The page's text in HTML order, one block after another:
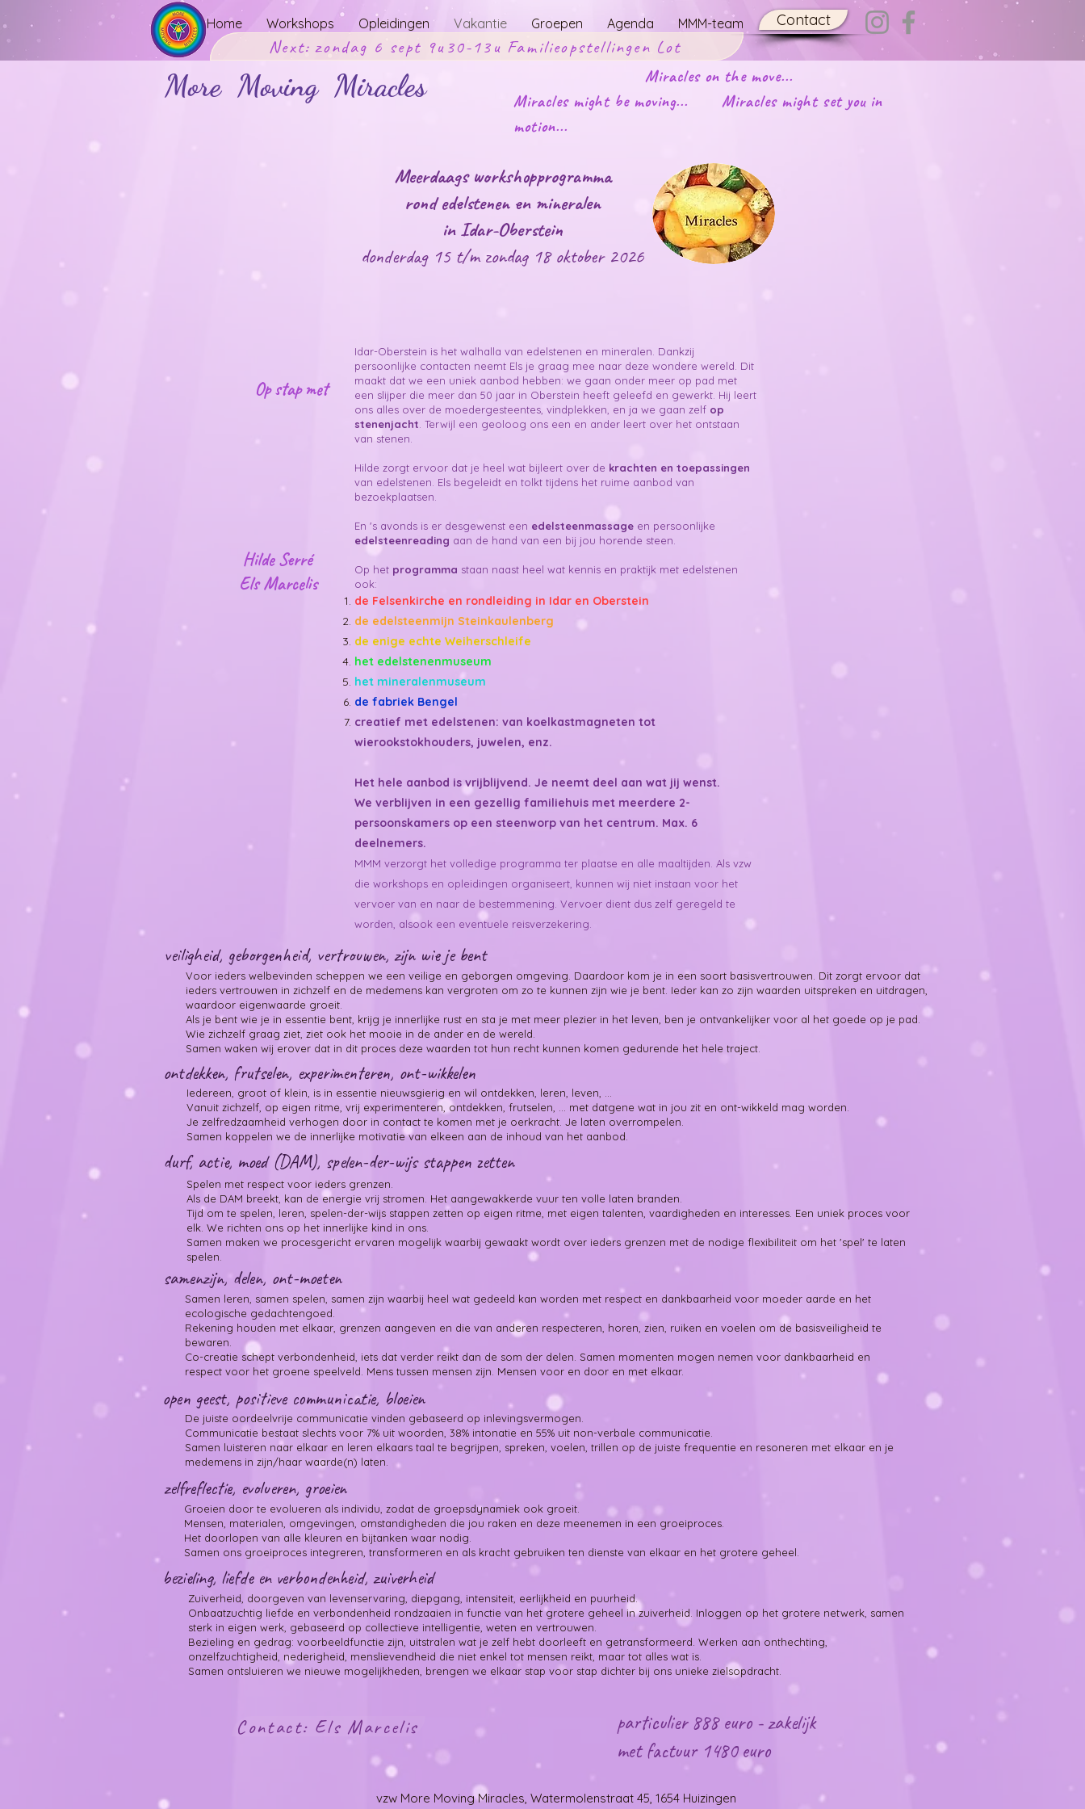
Home Workshops Opleidingen Vakantie Groepen Agenda MMM-team
Next: zondag 6 sept 9u30-13u Familieopstellingen Lot
Contact
More Moving Miracles
Miracles on the move...
Miracles might be moving... Miracles might set you in
motion...
Meerdaags workshopprogramma
rond edelstenen en mineralen
in Idar-Oberstein
donderdag 15 t/m zondag 18 oktober 2026
Op stap met
Idar-Oberstein is het walhalla van edelstenen en mineralen. Dankzij
persoonlijke contacten neemt Els je graag mee naar deze wondere wereld. Dit
maakt dat we een uniek aanbod hebben: we gaan onder meer op pad met
een slijper die meer dan 50 jaar in Oberstein heeft geleefd en gewerkt. Hij leert
ons alles over de moedergesteentes, vindplekken, en ja we gaan zelf op
stenenjacht . Terwijl een geoloog ons een en ander leert over het ontstaan
van stenen.
Hilde zorgt ervoor dat je heel wat bijleert over de krachten en toepassingen
van edelstenen. Els begeleidt en tolkt tijdens het ruime aanbod van
bezoekplaatsen.
En 's avonds is er desgewenst een edelsteenmassage en persoonlijke
edelsteenreading aan de hand van een bij jou horende steen.
Op het programma staan naast heel wat kennis en praktijk met edelstenen
ook:
de Felsenkirche en rondleiding in Idar en Oberstein
de edelsteenmijn Steinkaulenberg
de enige echte Weiherschleife
het edelstenenmuseum
het mineralenmuseum
de fabriek Bengel
creatief met edelstenen: van koelkastmagneten tot
wierookstokhouders, juwelen, enz.
Het hele aanbod is vrijblijvend. Je neemt deel aan wat jij wenst.
We verblijven in een gezellig familiehuis met meerdere 2-
persoonskamers op een steenworp van het centrum. Max. 6
deelnemers.
MMM verzorgt het volledige programma ter plaatse en alle maaltijden. Als vzw
die workshops en opleidingen organiseert, kunnen wij niet instaan voor het
vervoer van en naar de bestemmening. Vervoer dient dus zelf geregeld te
worden, alsook een eventuele reisverzekering.
Hilde Serré
Els Marcelis
veiligheid, geborgenheid, vertrouwen, zijn wie je bent
Voor ieders welbevinden scheppen we een veilige en geborgen omgeving. ​Daardoor kom je in een soort basisvertrouwen. Dit zorgt ervoor dat
ieders ​vertrouwen in zichzelf en de medemens kan vergroten om zo te kunnen ​zijn wie je bent. Ieder kan zo zijn waarden uitspreken en uitdragen,
waardoor eigenwaarde groeit.
Als je bent wie je in essentie bent, krijg je innerlijke rust en sta je met meer plezier in ​het leven, ben je ontvankelijker voor al het goede op je pad.
Wie zichzelf graag ziet, ziet ook het mooie in de ander en de wereld.
​Samen waken wij erover dat in dit proces deze waarden tot hun recht kunnen komen gedurende het hele traject.
ontdekken, frutselen, experimenteren, ont-wikkelen
Iedereen, groot of klein, is in essentie nieuwsgierig en wil ontdekken, leren, leven, ... ​
​Vanuit zichzelf, op eigen ritme, vrij experimenteren, ontdekken, ​frutselen, ... met datgene wat in jou zit en ont-wikkeld mag worden.
​Je zelfredzaamheid verhogen door in contact te komen met je oerkracht. Je laten overrompelen.
​Samen koppelen we de innerlijke motivatie van elkeen aan de inhoud van het aanbod.
durf, actie, moed (DAM), ​spelen-der-wijs stappen zetten
Spelen met respect voor ieders grenzen.
Als de DAM breekt, kan de energie vrij stromen. Het aangewakkerde vuur ten volle laten branden.
Tijd om te spelen, leren, spelen-der-wijs stappen zetten op eigen ritme, ​met eigen talenten, vaardigheden en interesses. Een uniek proces voor
elk. We richten ons op het innerlijke kind in ons.
Samen maken we procesgericht ervaren mogelijk waarbij gewaakt wordt over ieders ​grenzen met de nodige flexibiliteit om het 'spel' te laten
spelen.
samenzijn, delen, ont-moeten
Samen leren, samen spelen, samen zijn waarbij heel wat gedeeld kan worden met respect en dankbaarheid voor moeder aarde en het
ecologische gedachtengoed. ​
​Rekening houden met elkaar, grenzen aangeven en die van anderen respecteren, horen, zien, ruiken en voelen om de basisveiligheid te
bewaren.
Co-creatie schept verbondenheid, iets dat verder reikt dan de som der delen. Samen momenten mogen nemen voor dankbaarheid en
respect voor het groene speelveld. ​Mens tussen mensen zijn. Mensen voor en door ​en met elkaar.
open geest, positieve communicatie, bloeien
De juiste oordeelvrije communicatie vinden gebaseerd op inlevingsvermogen.
​Communicatie bestaat slechts voor 7% uit woorden, 38% intonatie en 55% uit non-verbale communicatie.
Samen luisteren naar elkaar en leren elkaars taal te begrijpen, spreken, voelen, trillen op de juiste frequentie en resoneren met elkaar en je
medemens in zijn/haar waarde(n) laten.
zelfreflectie, evolueren, groeien
Groeien door te evolueren als individu, zodat de groepsdynamiek ook groeit.
Mensen, materialen, omgevingen, omstandigheden die jou raken en deze meenemen in een groeiproces.
Het doorlopen van alle kleuren en bijtanken waar nodig.
Samen ons groeiproces integreren, transformeren en als kracht gebruiken ten dienste van elkaar en het grotere geheel.
​​bezieling, liefde en verbondenheid, zuiverheid
Zuiverheid, doorgeven van levenservaring, diepgang, intensiteit, eerlijkheid en puurheid.
Onbaatzuchtig liefde en verbondenheid rondzaaien in functie van het grotere geheel in zuiverheid. Inloggen op het grotere netwerk, samen
sterk in eigen werk, gebaseerd op collectieve intelligentie, weten en vertrouwen.
Bezieling en gedrag: voorbeeldfunctie zijn, uitstralen wat je zelf hebt doorleeft en getransformeerd. Werken aan onthechting,
onzelfzuchtigheid, nederigheid, menslievendheid die niet enkel tot mensen reikt, maar tot alles wat is.
​Samen ontsluieren we nieuwe mogelijkheden, brengen we elkaar stap voor stap dichter bij ons unieke zielsopdracht.
Contact: Els Marcelis
particulier 888 euro - zakelijk
met factuur 1480 euro
vzw More Moving Miracles, Watermolenstraat 45, 1654 Huizingen